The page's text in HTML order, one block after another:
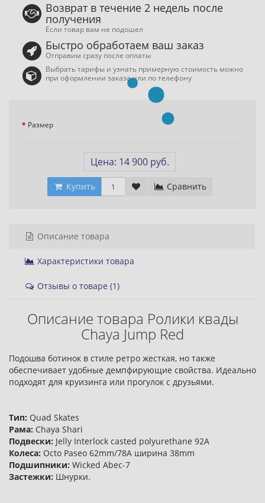
Возврат в течение 2 недель после
получения
Если товар вам не подошел
Быстро обработаем ваш заказ
Отправим сразу после оплаты
Выбрать тарифы и узнать примерную стоимость можно
при оформлении заказа или по телефону
Размер
Цена: 14 900 руб.
Купить Сравнить
Описание товара
Характеристики товара
Отзывы о товаре (1)
Описание товара Ролики квады
Chaya Jump Red
Подошва ботинок в стиле ретро жесткая, но также
обеспечивает удобные демпфирующие свойства. Идеально
подходят для круизинга или прогулок с друзьями.
Тип: Quad Skates
Рама: Chaya Shari
Подвески: Jelly Interlock casted polyurethane 92А
Колеса: Octo Paseo 62mm/78A ширина 38mm
Подшипники: Wicked Abec-7
Застежки: Шнурки.